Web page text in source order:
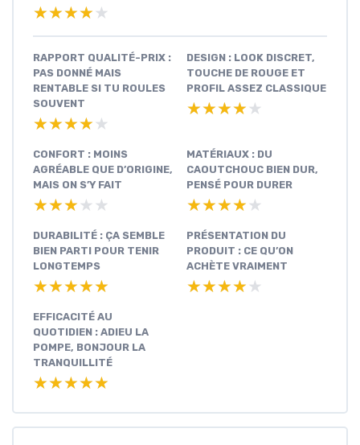
★★★★★
★★★★★
RAPPORT QUALITÉ-PRIX :
PAS DONNÉ MAIS
RENTABLE SI TU ROULES
SOUVENT
★★★★★
★★★★★
DESIGN : LOOK DISCRET,
TOUCHE DE ROUGE ET
PROFIL ASSEZ CLASSIQUE
★★★★★
★★★★★
CONFORT : MOINS
AGRÉABLE QUE D’ORIGINE,
MAIS ON S’Y FAIT
★★★★★
★★★★★
MATÉRIAUX : DU
CAOUTCHOUC BIEN DUR,
PENSÉ POUR DURER
★★★★★
★★★★★
DURABILITÉ : ÇA SEMBLE
BIEN PARTI POUR TENIR
LONGTEMPS
★★★★★
★★★★★
PRÉSENTATION DU
PRODUIT : CE QU’ON
ACHÈTE VRAIMENT
★★★★★
★★★★★
EFFICACITÉ AU
QUOTIDIEN : ADIEU LA
POMPE, BONJOUR LA
TRANQUILLITÉ
★★★★★
★★★★★